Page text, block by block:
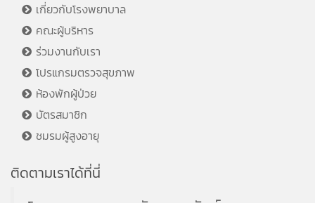
เกี่ยวกับโรงพยาบาล
คณะผู้บริหาร
ร่วมงานกับเรา
โปรแกรมตรวจสุขภาพ
ห้องพักผู้ป่วย
บัตรสมาชิก
ชมรมผู้สูงอายุ
ติดตามเราได้ที่นี่